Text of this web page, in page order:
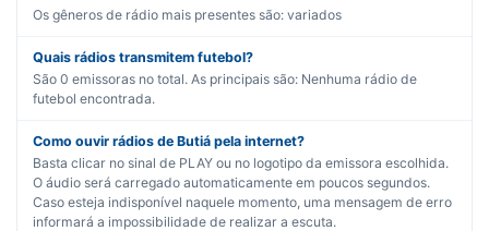
Os gêneros de rádio mais presentes são: variados
Quais rádios transmitem futebol?
São 0 emissoras no total. As principais são: Nenhuma rádio de
futebol encontrada.
Como ouvir rádios de Butiá pela internet?
Basta clicar no sinal de PLAY ou no logotipo da emissora escolhida.
O áudio será carregado automaticamente em poucos segundos.
Caso esteja indisponível naquele momento, uma mensagem de erro
informará a impossibilidade de realizar a escuta.